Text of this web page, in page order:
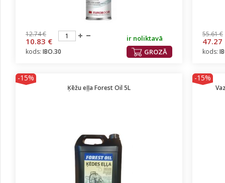
12.74 €
10.83 €
ir noliktavā
GROZĀ
kods: IBO.30
55.61 €
47.27
kods:
-15%
Ķēžu eļļa Forest Oil 5L
-15%